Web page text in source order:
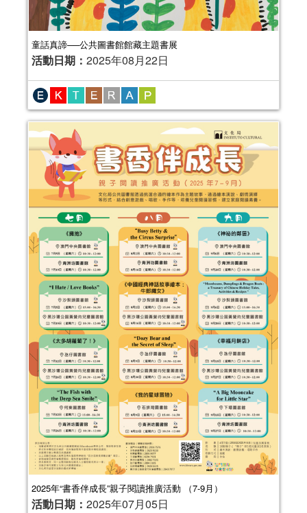
童話真諦──公共圖書館館藏主題書展
活動日期： 2025年08月22日
2025年“書香伴成長”親子閱讀推廣活動 （7-9月）
活動日期： 2025年07月05日